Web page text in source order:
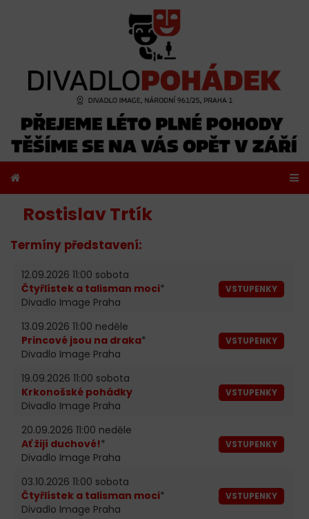
Rostislav Trtík
Termíny představení:
12.09.2026 11:00 sobota
Čtyřlístek a talisman moci*
Divadlo Image Praha
VSTUPENKY
13.09.2026 11:00 neděle
Princové jsou na draka*
Divadlo Image Praha
VSTUPENKY
19.09.2026 11:00 sobota
Krkonošské pohádky
Divadlo Image Praha
VSTUPENKY
20.09.2026 11:00 neděle
Ať žijí duchové!*
Divadlo Image Praha
VSTUPENKY
03.10.2026 11:00 sobota
Čtyřlístek a talisman moci*
Divadlo Image Praha
VSTUPENKY